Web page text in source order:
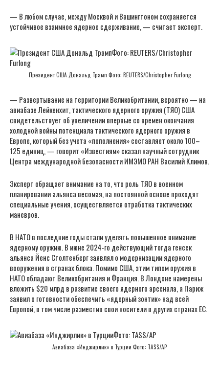
— В любом случае, между Москвой и Вашингтоном сохраняется
устойчивое взаимное ядерное сдерживание, — считает эксперт.
Президент США Дональд Трамп Фото: REUTERS/Christopher Furlong
— Развертывание на территории Великобритании, вероятно — на
авиабазе Лейкенхит, тактического ядерного оружия (ТЯО) США
свидетельствует об увеличении впервые со времен окончания
холодной войны потенциала тактического ядерного оружия в
Европе, который без учета «пополнения» составляет около 100–
125 единиц, — говорит «Известиям» сказал научный сотрудник
Центра международной безопасности ИМЭМО РАН Василий Климов.
Эксперт обращает внимание на то, что роль ТЯО в военном
планировании альянса весомая, на постоянной основе проходят
специальные учения, осуществляется отработка тактических
маневров.
В НАТО в последние годы стали уделять повышенное внимание
ядерному оружию. В июне 2024-го действующий тогда генсек
альянса Йенс Столтенберг заявлял о модернизации ядерного
вооружения в странах блока. Помимо США, этим типом оружия в
НАТО обладают Великобритания и Франция. В Лондоне намерены
вложить $20 млрд в развитие своего ядерного арсенала, а Париж
заявил о готовности обеспечить «ядерный зонтик» над всей
Европой, в том числе разместив свои носители в других странах ЕС.
Авиабаза «Инджирлик» в Турции Фото: TASS/AP